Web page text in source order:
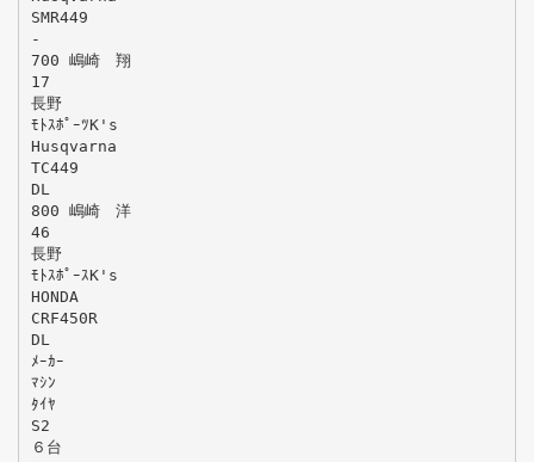
SMR449
-
700 嶋崎 翔
17
長野
ﾓﾄｽﾎﾟｰﾂK's
Husqvarna
TC449
DL
800 嶋崎 洋
46
長野
ﾓﾄｽﾎﾟｰｽK's
HONDA
CRF450R
DL
ﾒｰｶｰ
ﾏｼﾝ
ﾀｲﾔ
S2
６台